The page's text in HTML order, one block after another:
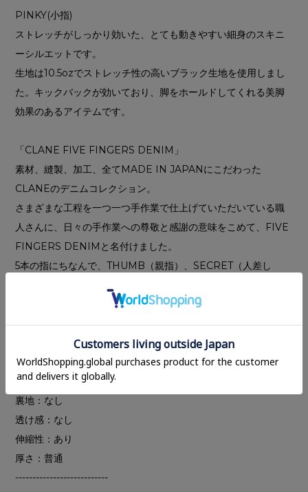
PINKY(小指)
ストレッチがしっかり効いた、とても動きやすい細身のスキニ
ーシルエットです。
生地は10.5ozでストレッチ性の高いブラック生地を使用しまし
た。キックバックが効いており、脚をホールドしてくれる美脚
効果のあるアイテムです。
「CLANE FIVE FINGERS DENIM」
素材、縫製、加工、全てMADE IN JAPANにこだわった
CLANEのデニムコレクション。
さまざまな工程を一つ一つ手作業で仕上げていただいている職
人さんに、日々の手作業への尊敬と感謝の意味をこめて、FIVE
FINGERS DENIMと名付けました。
5本の指にちなんで、THUMB（親指）、SECRET（人差し
５型のシルエットを展開。それぞれの指の特徴とリンクするデ
ニムのシルエットは、トレンドに左右されず長く愛用いただけ
るアイテムです。
---------------------------
裏地：なし
透け感：なし
伸縮性：あり
厚さ：普通
---------------------------